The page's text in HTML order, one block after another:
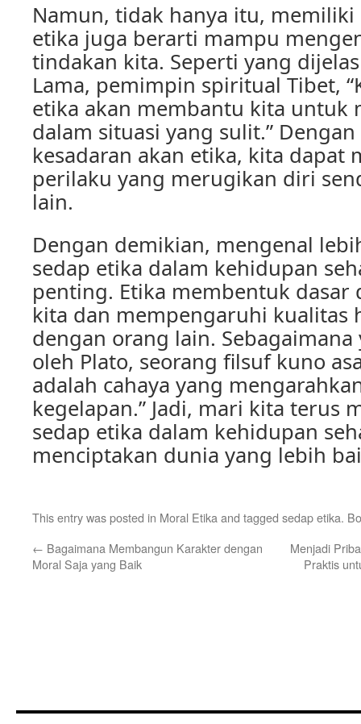
Namun, tidak hanya itu, memiliki
etika juga berarti mampu
tindakan kita. Seperti yang
Lama, pemimpin spiritual Tibet,
etika akan membantu kita untuk
dalam situasi yang sulit.”
kesadaran akan etika, kita dapat
perilaku yang merugikan diri
lain.
Dengan demikian, mengenal
sedap etika dalam kehidupan
penting. Etika membentuk dasar
kita dan mempengaruhi kualitas
dengan orang lain.
oleh Plato, seorang filsuf kuno
adalah cahaya yang
kegelapan.” Jadi, mari kita terus
sedap etika dalam kehidupan
menciptakan dunia yang lebih
This entry was posted in Moral Etika and tagged sedap etika.
← Bagaimana Membangun Karakter dengan
Moral Saja yang Baik
Menjadi
Praktis